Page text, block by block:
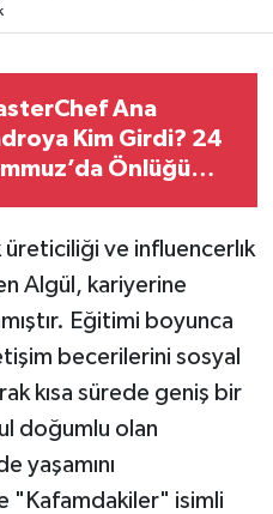
Ana
Kim Girdi? 24
Önlüğü
üreticiliği ve influencerlık
Algül, kariyerine
Eğitimi boyunca
becerilerini sosyal
kısa sürede geniş bir
doğumlu olan
yaşamını
"Kafamdakiler" isimli